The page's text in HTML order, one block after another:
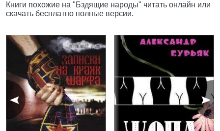
Книги похожие на "Бздящие народы" читать онлайн или
скачать бесплатно полные версии.